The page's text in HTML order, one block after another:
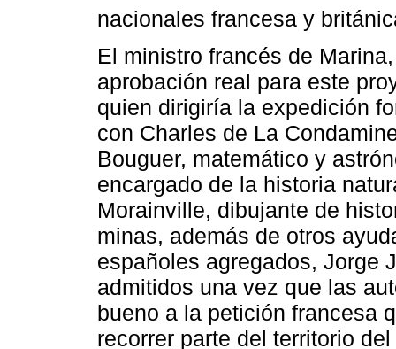
nacionales francesa y
El ministro francés de
aprobación real para este
quien dirigiría la expedición
con Charles de La
Bouguer, matemático y
encargado de la historia
Morainville, dibujante de
minas, además de otros
españoles agregados, Jorge
admitidos una vez que las
bueno a la petición francesa
recorrer parte del territorio